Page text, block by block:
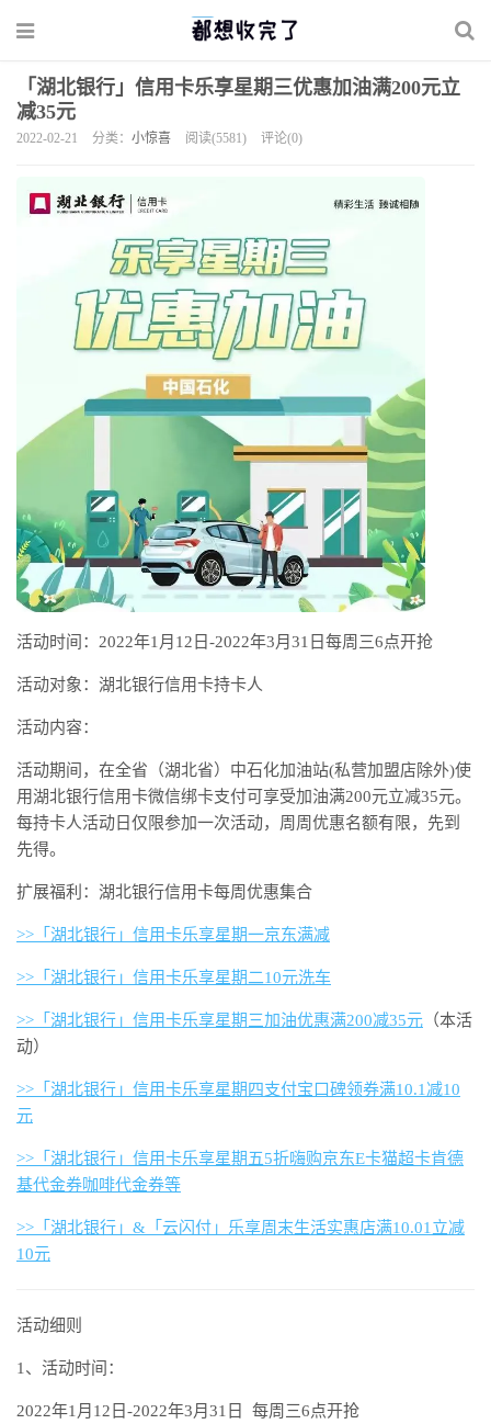
「湖北银行」信用卡乐享星期三优惠加油满200元立
减35元
2022-02-21 分类： 小惊喜 阅读(5581) 评论(0)
活动时间：2022年1月12日-2022年3月31日每周三6点开抢
活动对象：湖北银行信用卡持卡人
活动内容：
活动期间，在全省（湖北省）中石化加油站(私营加盟店除外)使
用湖北银行信用卡微信绑卡支付可享受加油满200元立减35元。
每持卡人活动日仅限参加一次活动，周周优惠名额有限，先到
先得。
扩展福利：湖北银行信用卡每周优惠集合
>>「湖北银行」信用卡乐享星期一京东满减
>>「湖北银行」信用卡乐享星期二10元洗车
>>「湖北银行」信用卡乐享星期三加油优惠满200减35元 （本活
动）
>>「湖北银行」信用卡乐享星期四支付宝口碑领券满10.1减10
元
>>「湖北银行」信用卡乐享星期五5折嗨购京东E卡猫超卡肯德
基代金券咖啡代金券等
>>「湖北银行」&「云闪付」乐享周末生活实惠店满10.01立减
10元
活动细则
1、活动时间：
2022年1月12日-2022年3月31日 每周三6点开抢